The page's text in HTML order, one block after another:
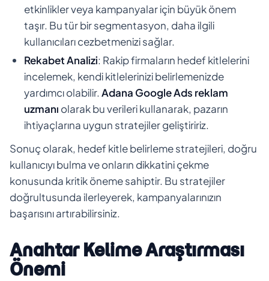
etkinlikler veya kampanyalar için büyük önem
taşır. Bu tür bir segmentasyon, daha ilgili
kullanıcıları cezbetmenizi sağlar.
Rekabet Analizi: Rakip firmaların hedef kitlelerini
incelemek, kendi kitlelerinizi belirlemenizde
yardımcı olabilir. Adana Google Ads reklam
uzmanı olarak bu verileri kullanarak, pazarın
ihtiyaçlarına uygun stratejiler geliştiririz.
Sonuç olarak, hedef kitle belirleme stratejileri, doğru
kullanıcıyı bulma ve onların dikkatini çekme
konusunda kritik öneme sahiptir. Bu stratejiler
doğrultusunda ilerleyerek, kampanyalarınızın
başarısını artırabilirsiniz.
Anahtar Kelime Araştırması
Önemi